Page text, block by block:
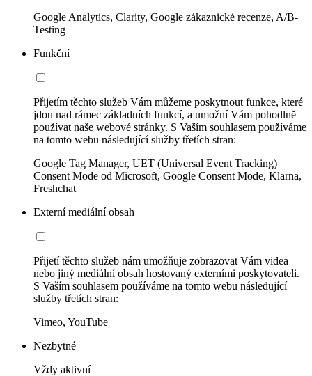
Google Analytics, Clarity, Google zákaznické recenze, A/B-
Testing
Funkční
Přijetím těchto služeb Vám můžeme poskytnout funkce, které
jdou nad rámec základních funkcí, a umožní Vám pohodlně
používat naše webové stránky. S Vaším souhlasem používáme
na tomto webu následující služby třetích stran:
Google Tag Manager, UET (Universal Event Tracking)
Consent Mode od Microsoft, Google Consent Mode, Klarna,
Freshchat
Externí mediální obsah
Přijetí těchto služeb nám umožňuje zobrazovat Vám videa
nebo jiný mediální obsah hostovaný externími poskytovateli.
S Vaším souhlasem používáme na tomto webu následující
služby třetích stran:
Vimeo, YouTube
Nezbytné
Vždy aktivní